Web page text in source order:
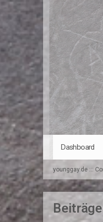
Dashboard
younggay.de :::